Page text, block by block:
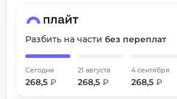
Разбить на части без переплат
Сегодня
268,5 ₽
21 августа
268,5 ₽
4 сентября
268,5 ₽